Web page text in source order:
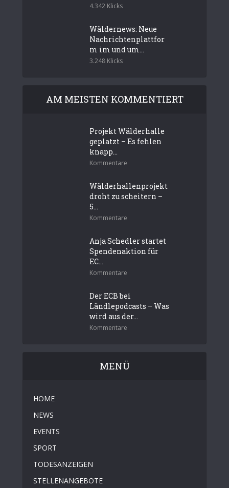
4.342 Klicks
Wäldernews: Neue
Nachrichtenplattfor
m im und um...
3.248 Klicks
AM MEISTEN KOMMENTIERT
Projekt Wälderhalle
geplatzt – Es fehlen
knapp...
Kommentare
Wälderhallenprojekt
droht zu scheitern –
5...
Kommentare
Anja Schedler startet
Spendenaktion für
EC...
Kommentare
Der ECB bei
Ländlepodcasts – Was
wird aus der...
Kommentare
MENÜ
HOME
NEWS
EVENTS
SPORT
TODESANZEIGEN
STELLENANGEBOTE